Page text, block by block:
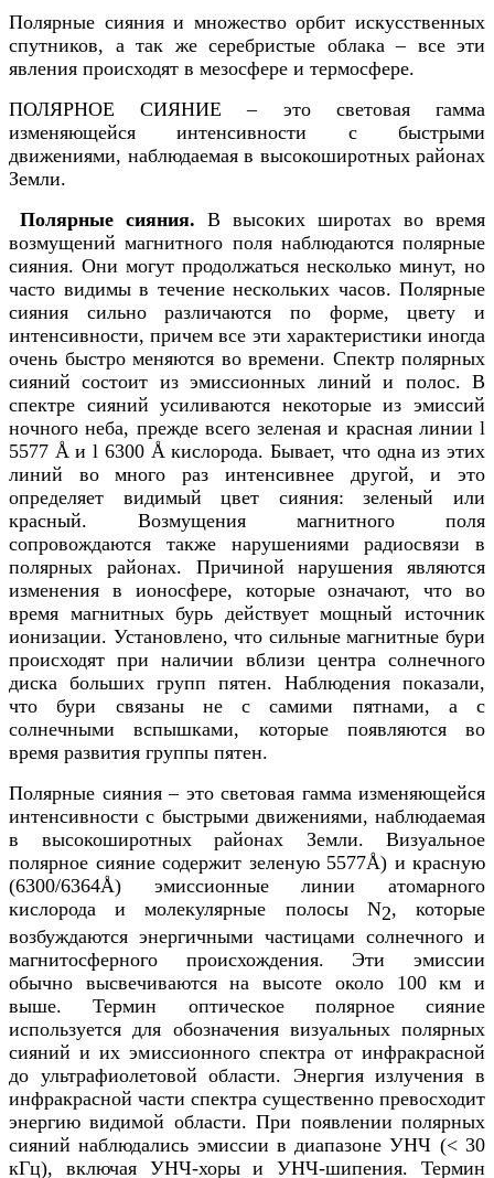
Полярные сияния и множество орбит искусственных
спутников, а так же серебристые облака – все эти
явления происходят в мезосфере и термосфере.
ПОЛЯРНОЕ СИЯНИЕ – это световая гамма
изменяющейся интенсивности с быстрыми
движениями, наблюдаемая в высокоширотных районах
Земли.
Полярные сияния. В высоких широтах во время
возмущений магнитного поля наблюдаются полярные
сияния. Они могут продолжаться несколько минут, но
часто видимы в течение нескольких часов. Полярные
сияния сильно различаются по форме, цвету и
интенсивности, причем все эти характеристики иногда
очень быстро меняются во времени. Спектр полярных
сияний состоит из эмиссионных линий и полос. В
спектре сияний усиливаются некоторые из эмиссий
ночного неба, прежде всего зеленая и красная линии l
5577 Å и l 6300 Å кислорода. Бывает, что одна из этих
линий во много раз интенсивнее другой, и это
определяет видимый цвет сияния: зеленый или
красный. Возмущения магнитного поля
сопровождаются также нарушениями радиосвязи в
полярных районах. Причиной нарушения являются
изменения в ионосфере, которые означают, что во
время магнитных бурь действует мощный источник
ионизации. Установлено, что сильные магнитные бури
происходят при наличии вблизи центра солнечного
диска больших групп пятен. Наблюдения показали,
что бури связаны не с самими пятнами, а с
солнечными вспышками, которые появляются во
время развития группы пятен.
Полярные сияния – это световая гамма изменяющейся
интенсивности с быстрыми движениями, наблюдаемая
в высокоширотных районах Земли. Визуальное
полярное сияние содержит зеленую 5577Å) и красную
(6300/6364Å) эмиссионные линии атомарного
кислорода и молекулярные полосы N2, которые
возбуждаются энергичными частицами солнечного и
магнитосферного происхождения. Эти эмиссии
обычно высвечиваются на высоте около 100 км и
выше. Термин оптическое полярное сияние
используется для обозначения визуальных полярных
сияний и их эмиссионного спектра от инфракрасной
до ультрафиолетовой области. Энергия излучения в
инфракрасной части спектра существенно превосходит
энергию видимой области. При появлении полярных
сияний наблюдались эмиссии в диапазоне УНЧ (< 30
кГц), включая УНЧ-хоры и УНЧ-шипения. Термин